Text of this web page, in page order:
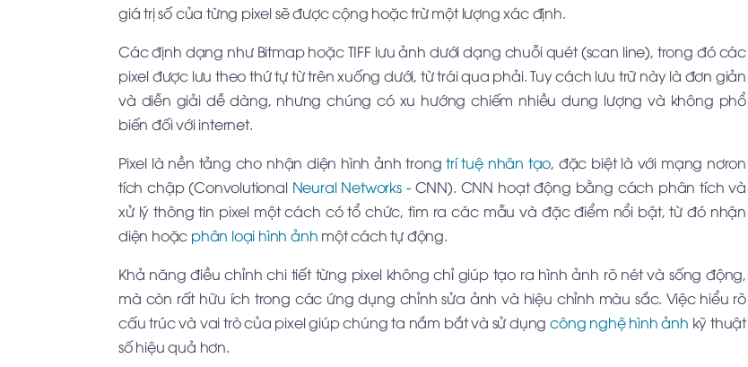
giá trị số của từng pixel sẽ được cộng hoặc trừ một lượng xác định.
Các định dạng như Bitmap hoặc TIFF lưu ảnh dưới dạng chuỗi quét (scan line), trong đó các
pixel được lưu theo thứ tự từ trên xuống dưới, từ trái qua phải. Tuy cách lưu trữ này là đơn giản
và diễn giải dễ dàng, nhưng chúng có xu hướng chiếm nhiều dung lượng và không phổ
biến đối với internet.
Pixel là nền tảng cho nhận diện hình ảnh trongtrí tuệ nhân tạo, đặc biệt là với mạng nơron
tích chập (Convolutional Neural Networks- CNN). CNN hoạt động bằng cách phân tích và
xử lý thông tin pixel một cách có tổ chức, tìm ra các mẫu và đặc điểm nổi bật, từ đó nhận
diện hoặc phân loại hình ảnh một cách tự động.
Khả năng điều chỉnh chi tiết từng pixel không chỉ giúp tạo ra hình ảnh rõ nét và sống động,
mà còn rất hữu ích trong các ứng dụng chỉnh sửa ảnh và hiệu chỉnh màu sắc. Việc hiểu rõ
cấu trúc và vai trò của pixel giúp chúng ta nắm bắt và sử dụngcông nghệ hình ảnh kỹ thuật
số hiệu quả hơn.